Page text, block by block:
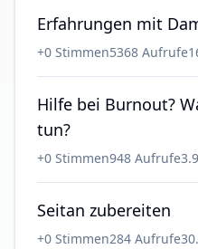
Erfahrungen mit
+0 Stimmen5368 Aufrufe
Hilfe bei Burnout?
tun?
+0 Stimmen948 Aufrufe
Seitan zubereiten
+0 Stimmen284 Aufrufe